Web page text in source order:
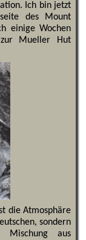
Ich bin jetzt
des Mount
einige Wochen
Mueller Hut
die Atmosphäre
sondern
Mischung aus